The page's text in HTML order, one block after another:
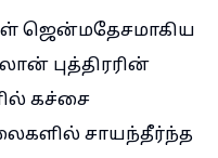
ஜென்மதேசமாகிய
புத்திரரின்
கச்சை
சாயந்தீர்ந்த